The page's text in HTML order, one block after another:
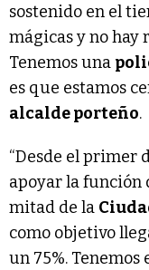
sostenido en el
mágicas y no hay
Tenemos una
es que estamos
alcalde porteño.
“Desde el primer
apoyar la función
mitad de la
como objetivo
un 75%. Tenemos